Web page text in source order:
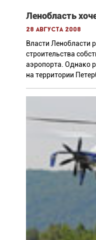
Ленобласть
28 августа 2008
Власти Ленобласти
строительства
аэропорта. Однако
на территории